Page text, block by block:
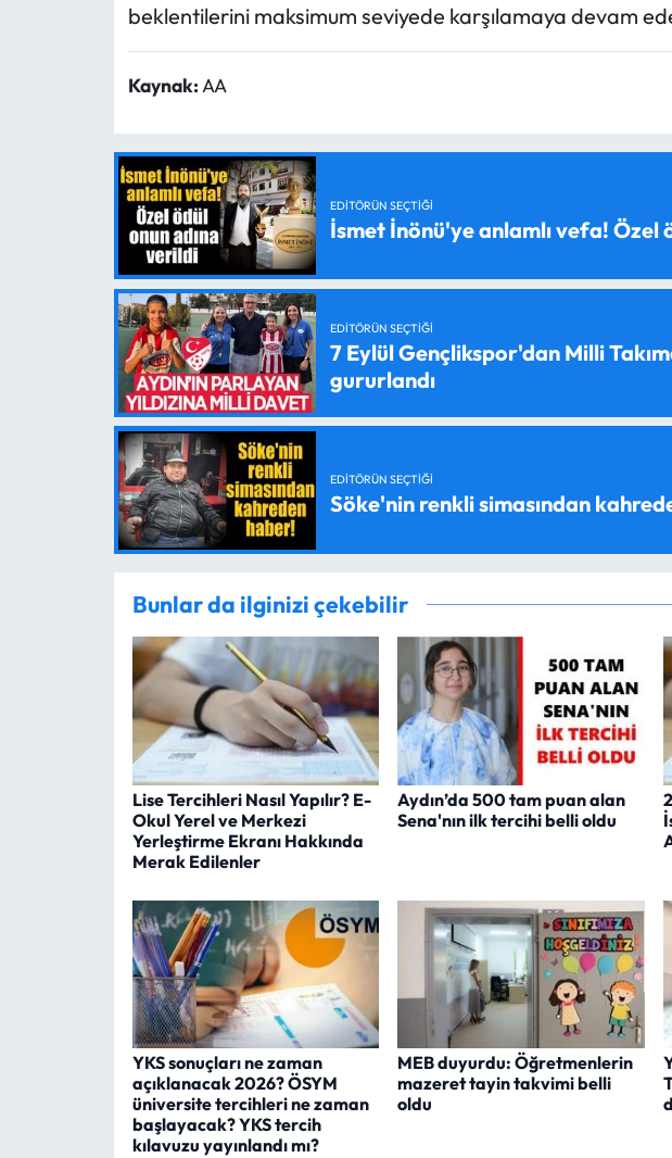
beklentilerini maksimum seviyede karşılamaya devam
Kaynak:AA
EDITÖRÜN SEÇTIĞI
İsmet İnönü'ye anlamlı vefa! Özel
EDITÖRÜN SEÇTIĞI
7 Eylül Gençlikspor'dan Milli
gururlandı
EDITÖRÜN SEÇTIĞI
Söke'nin renkli simasından
Bunlar da ilginizi çekebilir
Lise Tercihleri Nasıl Yapılır? E-
Okul Yerel ve Merkezi
Yerleştirme Ekranı Hakkında
Merak Edilenler
Aydın’da 500 tam puan alan
Sena'nın ilk tercihi belli oldu
YKS sonuçları ne zaman
açıklanacak 2026? ÖSYM
üniversite tercihleri ne zaman
başlayacak? YKS tercih
kılavuzu yayınlandı mı?
MEB duyurdu: Öğretmenlerin
mazeret tayin takvimi belli
oldu